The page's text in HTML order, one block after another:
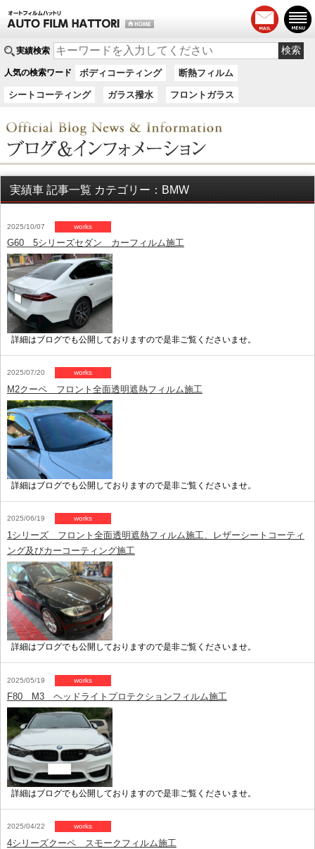
実績検索
人気の検索ワード ボディコーティング 断熱フィルム
シートコーティング ガラス撥水 フロントガラス
実績車 記事一覧 カテゴリー：BMW
2025/10/07 works
G60 5シリーズセダン カーフィルム施工
詳細はブログでも公開しておりますので是非ご覧くださいませ。
2025/07/20 works
M2クーペ フロント全面透明遮熱フィルム施工
詳細はブログでも公開しておりますので是非ご覧くださいませ。
2025/06/19 works
1シリーズ フロント全面透明遮熱フィルム施工、レザーシートコーティ
ング及びカーコーティング施工
詳細はブログでも公開しておりますので是非ご覧くださいませ。
2025/05/19 works
F80 M3 ヘッドライトプロテクションフィルム施工
詳細はブログでも公開しておりますので是非ご覧くださいませ。
2025/04/22 works
4シリーズクーペ スモークフィルム施工